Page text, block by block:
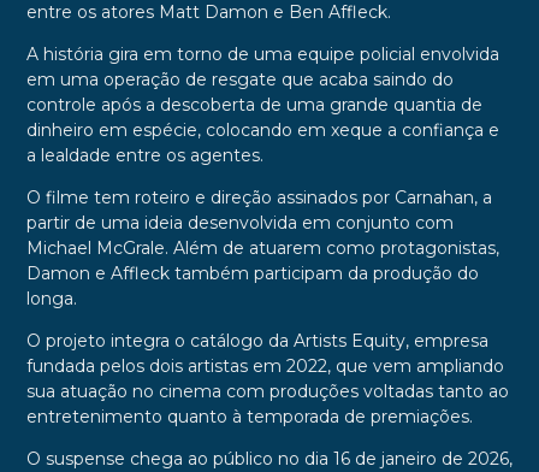
entre os atores Matt Damon e Ben Affleck.
A história gira em torno de uma equipe policial envolvida
em uma operação de resgate que acaba saindo do
controle após a descoberta de uma grande quantia de
dinheiro em espécie, colocando em xeque a confiança e
a lealdade entre os agentes.
O filme tem roteiro e direção assinados por Carnahan, a
partir de uma ideia desenvolvida em conjunto com
Michael McGrale. Além de atuarem como protagonistas,
Damon e Affleck também participam da produção do
longa.
O projeto integra o catálogo da Artists Equity, empresa
fundada pelos dois artistas em 2022, que vem ampliando
sua atuação no cinema com produções voltadas tanto ao
entretenimento quanto à temporada de premiações.
O suspense chega ao público no dia 16 de janeiro de 2026,